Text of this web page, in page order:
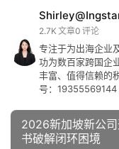
2.7K 文章0 评论
专注于为出海企业
功为数百家跨国企
丰富、值得信赖的
号：19355569144
2026新加坡新公
书破解闭环困境